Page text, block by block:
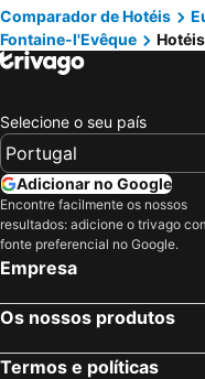
Hotel Charleroi Airport - Van Der
Le Relais De La Haute
Hôtel de la Basse Sambre
Comparador de Hotéis
Fontaine-l'Evêque
Selecione o seu país
Adicionar no Google
Encontre facilmente os nossos
resultados: adicione o trivago
fonte preferencial no Google.
Empresa
Os nossos produtos
Termos e políticas